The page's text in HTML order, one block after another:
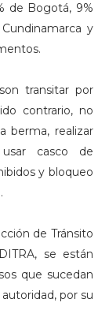
de Bogotá, 9%
y
transitar por
contrario, no
berma, realizar
casco de
y bloqueo
de Tránsito
se están
que sucedan
por su